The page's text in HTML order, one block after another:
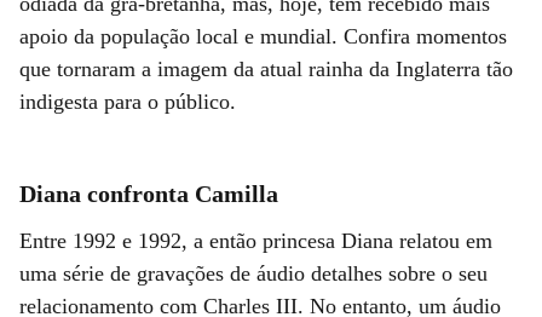
apoio da população local e mundial. Confira momentos
que tornaram a imagem da atual rainha da Inglaterra tão
indigesta para o público.
Diana confronta Camilla
Entre 1992 e 1992, a então princesa Diana relatou em
uma série de gravações de áudio detalhes sobre o seu
relacionamento com Charles III. No entanto, um áudio